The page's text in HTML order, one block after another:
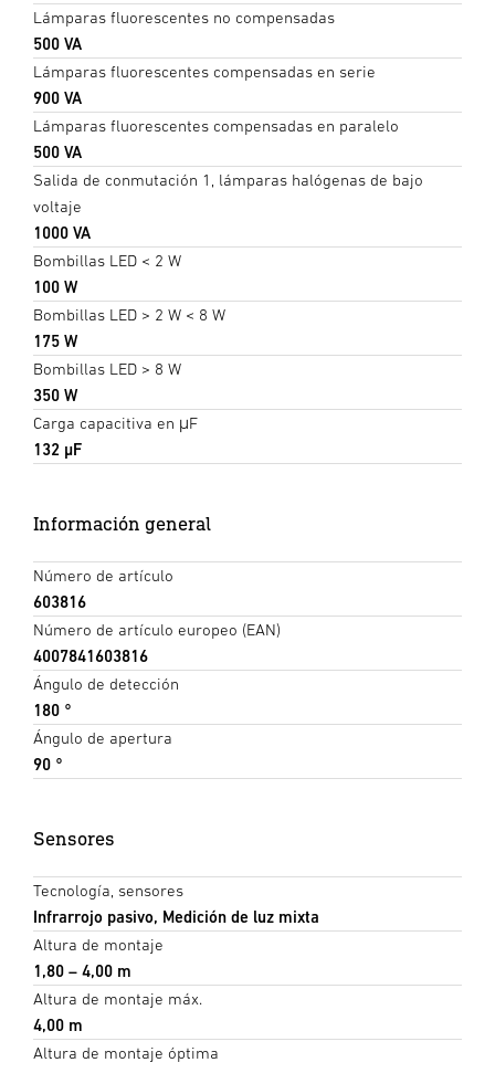
Lámparas fluorescentes no compensadas
500 VA
Lámparas fluorescentes compensadas en serie
900 VA
Lámparas fluorescentes compensadas en paralelo
500 VA
Salida de conmutación 1, lámparas halógenas de bajo
voltaje
1000 VA
Bombillas LED < 2 W
100 W
Bombillas LED > 2 W < 8 W
175 W
Bombillas LED > 8 W
350 W
Carga capacitiva en μF
132 µF
Información general
Número de artículo
603816
Número de artículo europeo (EAN)
4007841603816
Ángulo de detección
180 °
Ángulo de apertura
90 °
Sensores
Tecnología, sensores
Infrarrojo pasivo, Medición de luz mixta
Altura de montaje
1,80 – 4,00 m
Altura de montaje máx.
4,00 m
Altura de montaje óptima